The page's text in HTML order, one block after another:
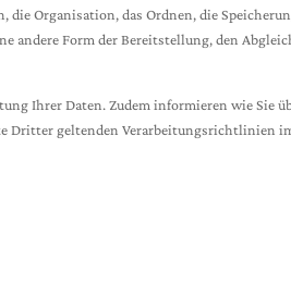
die Organisation, das Ordnen, die
andere Form der Bereitstellung, den
Ihrer Daten. Zudem informieren wie Sie
Dritter geltenden Verarbeitungsrichtlinien